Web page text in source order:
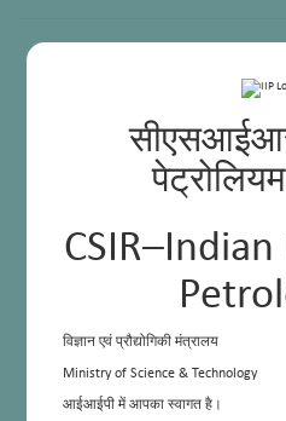
विज्ञान एवं प्रौद्योगिकी मंत्रालय
Ministry of Science & Technology
आईआईपी में आपका स्वागत है।